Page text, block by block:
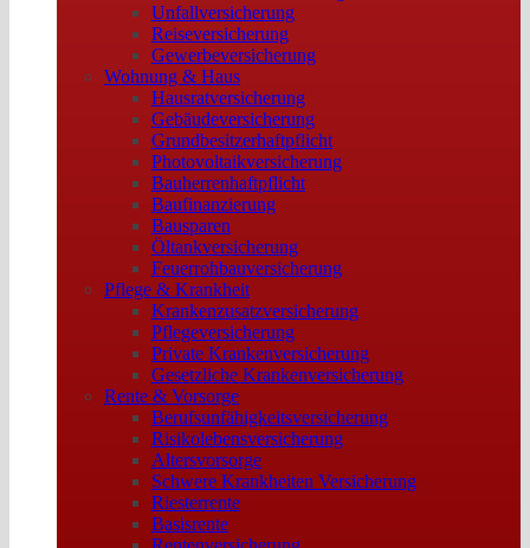
Unfallversicherung
Reiseversicherung
Gewerbeversicherung
Wohnung & Haus
Hausratversicherung
Gebäudeversicherung
Grundbesitzerhaftpflicht
Photovoltaikversicherung
Bauherrenhaftpflicht
Baufinanzierung
Bausparen
Öltankversicherung
Feuerrohbauversicherung
Pflege & Krankheit
Krankenzusatzversicherung
Pflegeversicherung
Private Krankenversicherung
Gesetzliche Krankenversicherung
Rente & Vorsorge
Berufs­unfähigkeitsversicherung
Risikolebensversicherung
Altersvorsorge
Schwere Krankheiten Versicherung
Riesterrente
Basisrente